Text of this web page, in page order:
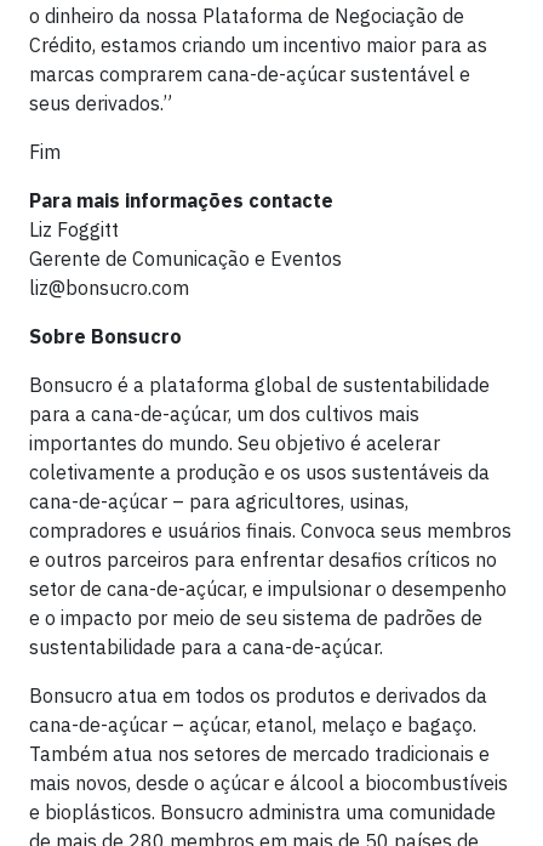
o dinheiro da nossa Plataforma de Negociação de
Crédito, estamos criando um incentivo maior para as
marcas comprarem cana-de-açúcar sustentável e
seus derivados.”
Fim
Para mais informações contacte
Liz Foggitt
Gerente de Comunicação e Eventos
liz@bonsucro.com
Sobre Bonsucro
Bonsucro é a plataforma global de sustentabilidade
para a cana-de-açúcar, um dos cultivos mais
importantes do mundo. Seu objetivo é acelerar
coletivamente a produção e os usos sustentáveis ​​da
cana-de-açúcar – para agricultores, usinas,
compradores e usuários finais. Convoca seus membros
e outros parceiros para enfrentar desafios críticos no
setor de cana-de-açúcar, e impulsionar o desempenho
e o impacto por meio de seu sistema de padrões de
sustentabilidade para a cana-de-açúcar.
Bonsucro atua em todos os produtos e derivados da
cana-de-açúcar – açúcar, etanol, melaço e bagaço.
Também atua nos setores de mercado tradicionais e
mais novos, desde o açúcar e álcool a biocombustíveis
e bioplásticos. Bonsucro administra uma comunidade
de mais de 280 membros em mais de 50 países de